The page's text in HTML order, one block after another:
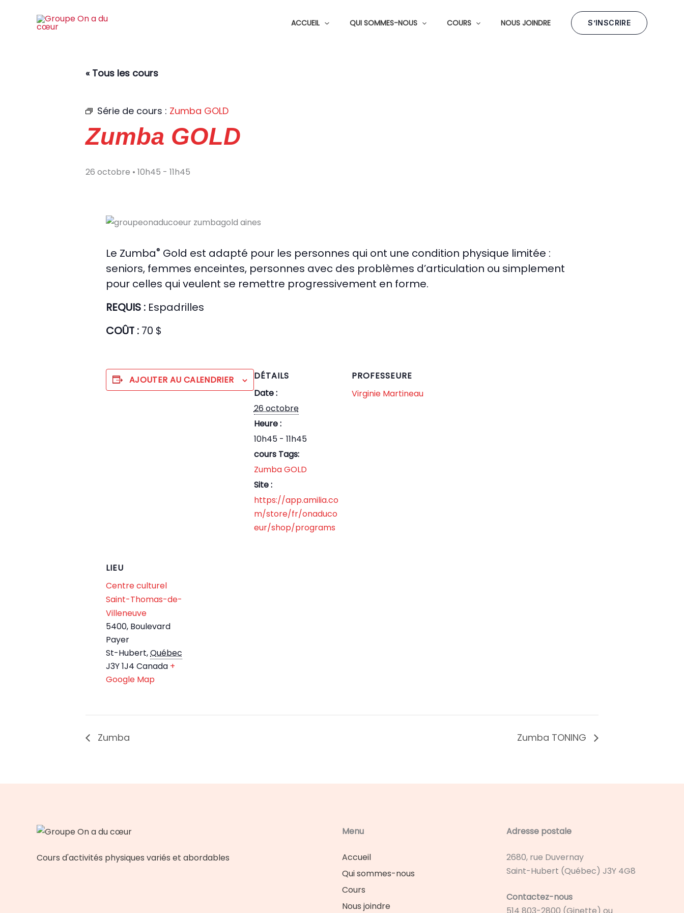
ACCUEIL QUI SOMMES-NOUS COURS NOUS JOINDRE S’INSCRIRE
« Tous les cours
Série de cours : Zumba GOLD
Zumba GOLD
26 octobre • 10h45 - 11h45
Le Zumba® Gold est adapté pour les personnes qui ont une condition physique limitée :
seniors, femmes enceintes, personnes avec des problèmes d’articulation ou simplement
pour celles qui veulent se remettre progressivement en forme.
REQUIS : Espadrilles
COÛT : 70 $
AJOUTER AU CALENDRIER
DÉTAILS
Date :
26 octobre
Heure :
10h45 - 11h45
cours Tags:
Zumba GOLD
Site :
https://app.amilia.co
m/store/fr/onaduco
eur/shop/programs
PROFESSEURE
Virginie Martineau
LIEU
Centre culturel
Saint-Thomas-de-
Villeneuve
5400, Boulevard
Payer
St-Hubert,Québec
J3Y 1J4 Canada +
Google Map
Zumba Zumba TONING
Cours d'activités physiques variés et abordables
Menu
Accueil
Qui sommes-nous
Cours
Nous joindre
Adresse postale
2680, rue Duvernay
Saint-Hubert (Québec) J3Y 4G8
Contactez-nous